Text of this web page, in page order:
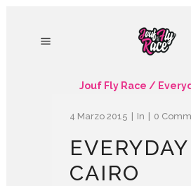
Jouf Fly Race /
4 Marzo 2015 In 0
EVERYDAY
CAIRO